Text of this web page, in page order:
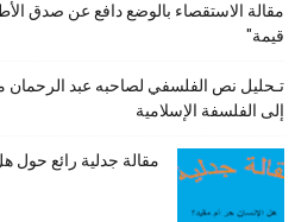
مقالة الاستقصاء بالوضع دافع عن صدق
قيمة"
تـحليل نص الفلسفي لصاحبه عبد الرحمان
إلى الفلسفة الإسلامية
مقالة جدلية رائع حول